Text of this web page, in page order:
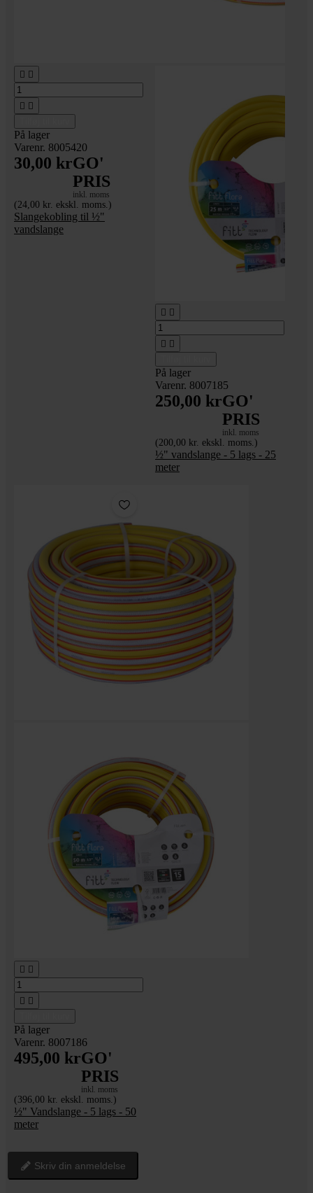
 
 
På lager
Varenr. 8005420
30,00 krGO'
PRIS
inkl. moms
(24,00 kr. ekskl. moms.)
Slangekobling til ½"
vandslange
 
 
På lager
Varenr. 8007185
250,00 krGO'
PRIS
inkl. moms
(200,00 kr. ekskl. moms.)
½" vandslange - 5 lags - 25
meter
 
 
På lager
Varenr. 8007186
495,00 krGO'
PRIS
inkl. moms
(396,00 kr. ekskl. moms.)
½" Vandslange - 5 lags - 50
meter
Skriv din anmeldelse